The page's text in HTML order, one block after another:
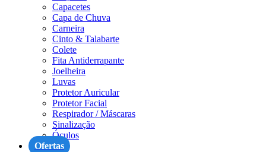
Capacetes
Capa de Chuva
Carneira
Cinto & Talabarte
Colete
Fita Antiderrapante
Joelheira
Luvas
Protetor Auricular
Protetor Facial
Respirador / Máscaras
Sinalização
Óculos
Ofertas